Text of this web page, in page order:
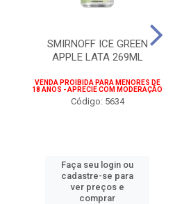
SMIRNOFF ICE GREEN
APPLE LATA 269ML
VENDA PROIBIDA PARA MENORES DE
18 ANOS - APRECIE COM MODERAÇÃO
Código: 5634
Faça seu login ou
cadastre-se para
ver preços e
comprar